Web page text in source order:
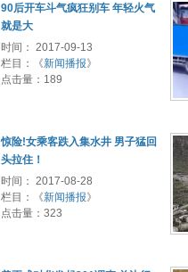
90后开车斗气疯狂别车 年轻火气
就是大
时间： 2017-09-13
栏目：《新闻播报》
点击量： 189
惊险!女乘客跌入集水井 男子猛回
头拉住！
时间： 2017-08-28
栏目：《新闻播报》
点击量： 323